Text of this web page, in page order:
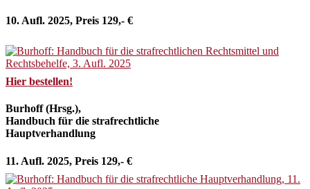
10. Aufl. 2025, Preis 129,- €
Hier bestellen!
Burhoff (Hrsg.),
Handbuch für die strafrechtliche
Hauptverhandlung
11. Aufl. 2025, Preis 129,- €